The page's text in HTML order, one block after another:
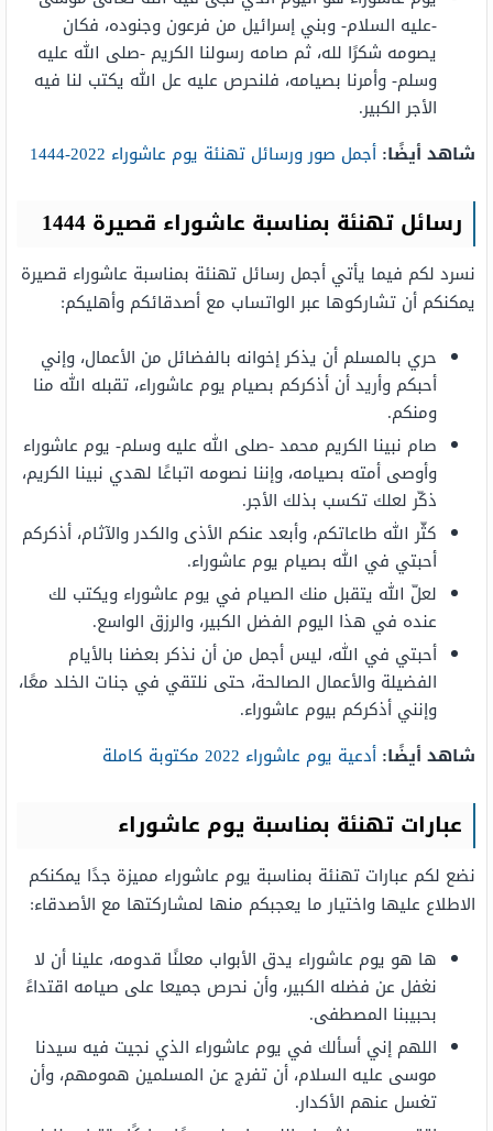
-عليه السلام- وبني إسرائيل من فرعون وجنوده، فكان
يصومه شكرًا لله، ثم صامه رسولنا الكريم -صلى الله عليه
وسلم- وأمرنا بصيامه، فلنحرص عليه عل الله يكتب لنا فيه
الأجر الكبير.
شاهد أيضًا: أجمل صور ورسائل تهنئة يوم عاشوراء 2022-1444
رسائل تهنئة بمناسبة عاشوراء قصيرة 1444
نسرد لكم فيما يأتي أجمل رسائل تهنئة بمناسبة عاشوراء قصيرة
يمكنكم أن تشاركوها عبر الواتساب مع أصدقائكم وأهليكم:
حري بالمسلم أن يذكر إخوانه بالفضائل من الأعمال، وإني
أحبكم وأريد أن أذكركم بصيام يوم عاشوراء، تقبله الله منا
ومنكم.
صام نبينا الكريم محمد -صلى الله عليه وسلم- يوم عاشوراء
وأوصى أمته بصيامه، وإننا نصومه اتباعًا لهدي نبينا الكريم،
ذكّر لعلك تكسب بذلك الأجر.
كثّر الله طاعاتكم، وأبعد عنكم الأذى والكدر والآثام، أذكركم
أحبتي في الله بصيام يوم عاشوراء.
لعلّ الله يتقبل منك الصيام في يوم عاشوراء ويكتب لك
عنده في هذا اليوم الفضل الكبير، والرزق الواسع.
أحبتي في الله، ليس أجمل من أن نذكر بعضنا بالأيام
الفضيلة والأعمال الصالحة، حتى نلتقي في جنات الخلد معًا،
وإنني أذكركم بيوم عاشوراء.
شاهد أيضًا: أدعية يوم عاشوراء 2022 مكتوبة كاملة
عبارات تهنئة بمناسبة يوم عاشوراء
نضع لكم عبارات تهنئة بمناسبة يوم عاشوراء مميزة جدًا يمكنكم
الاطلاع عليها واختيار ما يعجبكم منها لمشاركتها مع الأصدقاء:
ها هو يوم عاشوراء يدق الأبواب معلنًا قدومه، علينا أن لا
نغفل عن فضله الكبير، وأن نحرص جميعا على صيامه اقتداءً
بحبيبنا المصطفى.
اللهم إني أسألك في يوم عاشوراء الذي نجيت فيه سيدنا
موسى عليه السلام، أن تفرج عن المسلمين همومهم، وأن
تغسل عنهم الأكدار.